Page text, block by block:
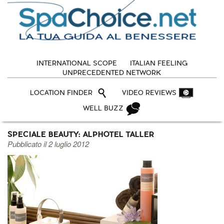
INTERNATIONAL SCOPE
ITALIAN FEELING
UNPRECEDENTED NETWORK
LOCATION FINDER VIDEO REVIEWS
WELL BUZZ
SPECIALE BEAUTY: ALPHOTEL TALLER
Pubblicato il 2 luglio 2012